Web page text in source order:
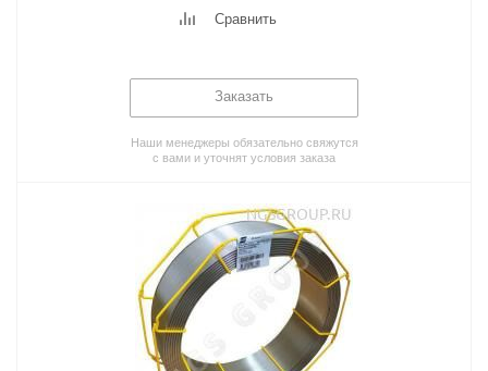
Сравнить
Заказать
Наши менеджеры обязательно свяжутся
с вами и уточнят условия заказа